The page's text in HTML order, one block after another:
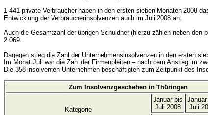
1 441 private Verbraucher haben in den ersten sieben Monaten 2008
Entwicklung der Verbraucherinsolvenzen auch im Juli 2008 an.
Auch die Gesamtzahl der übrigen Schuldner (hierzu zählen neben
2 069.
Dagegen stieg die Zahl der Unternehmensinsolvenzen in den ersten
Im Monat Juli war die Zahl der Firmenpleiten – nach dem Anstieg im
Die 358 insolventen Unternehmen beschäftigten zum Zeitpunkt des
Zum Insolvenzgeschehen in Thüringen
Kategorie
Januar bis
Juli 2008
Januar
Juli